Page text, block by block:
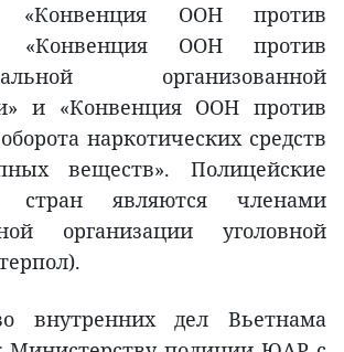
«Конвенция ООН против
«Конвенция ООН против
организованной
и «Конвенция ООН против
наркотических средств
веществ». Полицейские
являются членами
организации уголовной
внутренних дел Вьетнама